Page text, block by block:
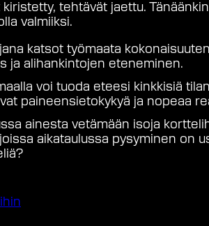
kiristetty, tehtävät jaettu.
valmiiksi.
katsot työmaata
ja alihankintojen eteneminen.
voi tuoda eteesi kinkkisiä
paineensietokykyä ja nopeaa
ainesta vetämään isoja
aikataulussa pysyminen on